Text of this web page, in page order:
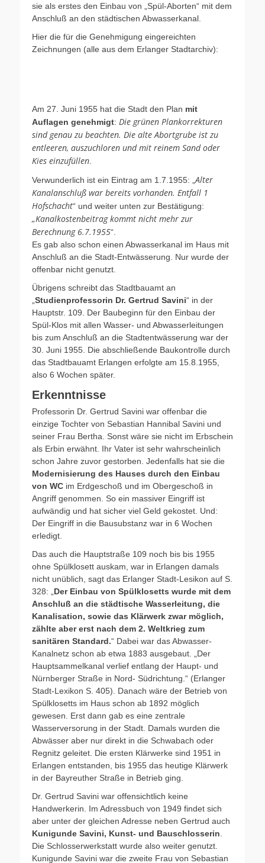
sie als erstes den Einbau von „Spül-Aborten“ mit dem
Anschluß an den städtischen Abwasserkanal.
Hier die für die Genehmigung eingereichten
Zeichnungen (alle aus dem Erlanger Stadtarchiv):
Am 27. Juni 1955 hat die Stadt den Plan mit
Auflagen genehmigt: Die grünen Plankorrekturen
sind genau zu beachten. Die alte Abortgrube ist zu
entleeren, auszuchloren und mit reinem Sand oder
Kies einzufüllen
Verwunderlich ist ein Eintrag am 1.7.1955: „ Alter
Kanalanschluß war bereits vorhanden. Entfall 1
Hofschacht“ und weiter unten zur Bestätigung:
„Kanalkostenbeitrag kommt nicht mehr zur
Berechnung 6.7.1955“.
Es gab also schon einen Abwasserkanal im Haus mit
Anschluß an die Stadt-Entwässerung. Nur wurde der
offenbar nicht genutzt.
Übrigens schreibt das Stadtbauamt an
Studienprofessorin Dr. Gertrud Savini“ in der
Hauptstr. 109. Der Baubeginn für den Einbau der
Spül-Klos mit allen Wasser- und Abwasserleitungen
bis zum Anschluß an die Stadtentwässerung war der
30. Juni 1955. Die abschließende Baukontrolle durch
das Stadtbauamt Erlangen erfolgte am 15.8.1955,
also 6 Wochen später.
Erkenntnisse
Professorin Dr. Gertrud Savini war offenbar die
einzige Tochter von Sebastian Hannibal Savini und
seiner Frau Bertha. Sonst wäre sie nicht im Erbschein
als Erbin erwähnt. Ihr Vater ist sehr wahrscheinlich
schon Jahre zuvor gestorben. Jedenfalls hat sie die
Modernisierung des Hauses durch den Einbau
von WC im Erdgeschoß und im Obergeschoß in
Angriff genommen. So ein massiver Eingriff ist
aufwändig und hat sicher viel Geld gekostet. Und:
Der Eingriff in die Bausubstanz war in 6 Wochen
erledigt.
Das auch die Hauptstraße 109 noch bis bis 1955
ohne Spülklosett auskam, war in Erlangen damals
nicht unüblich, sagt das Erlanger Stadt-Lesikon auf S.
328: „ Der Einbau von Spülklosetts wurde mit dem
Anschluß an die städtische Wasserleitung, die
Kanalisation, sowie das Klärwerk zwar möglich,
zählte aber erst nach dem 2. Weltkrieg zum
sanitären Standard.“ Dabei war das Abwasser-
Kanalnetz schon ab etwa 1883 ausgebaut. „Der
Hauptsammelkanal verlief entlang der Haupt- und
Nürnberger Straße in Nord- Südrichtung.“ (Erlanger
Stadt-Lexikon S. 405). Danach wäre der Betrieb von
Spülklosetts im Haus schon ab 1892 möglich
gewesen. Erst dann gab es eine zentrale
Wasserversorung in der Stadt. Damals wurden die
Abwässer aber nur direkt in die Schwabach oder
Regnitz geleitet. Die ersten Klärwerke sind 1951 in
Erlangen entstanden, bis 1955 das heutige Klärwerk
in der Bayreuther Straße in Betrieb ging.
Dr. Gertrud Savini war offensichtlich keine
Handwerkerin. Im Adressbuch von 1949 findet sich
aber unter der gleichen Adresse neben Gertrud auch
Kunigunde Savini, Kunst- und Bauschlosserin
Die Schlosserwerkstatt wurde also weiter genutzt.
Kunigunde Savini war die zweite Frau von Sebastian